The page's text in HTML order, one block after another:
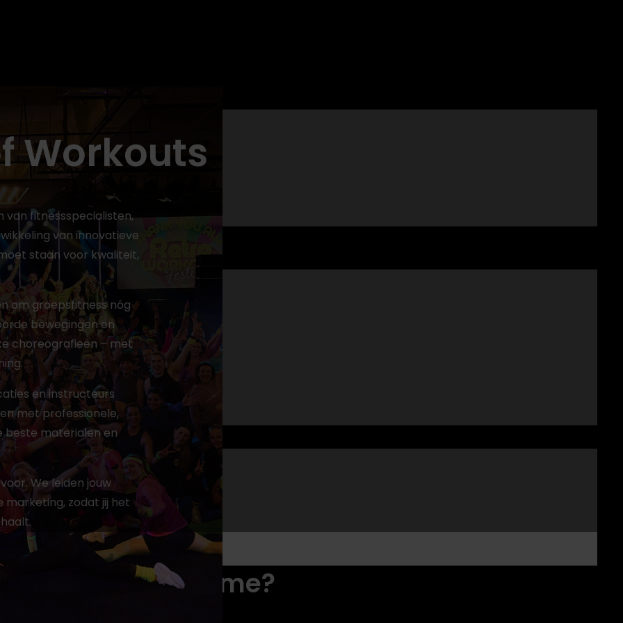
Workouts
van fitnessspecialisten,
van innovatieve
staan voor kwaliteit,
om groepsfitness nóg
bewegingen en
choreografieën – met
en instructeurs
met professionele,
beste materialen en
We leiden jouw
zodat jij het
awesome?